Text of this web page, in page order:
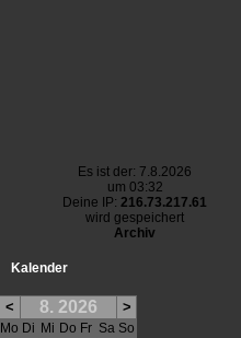
Es ist der: 7.8.2026
um 03:32
Deine IP: 216.73.217.61
wird gespeichert
Archiv
Kalender
< 8. 2026 >
Mo Di Mi Do Fr Sa So